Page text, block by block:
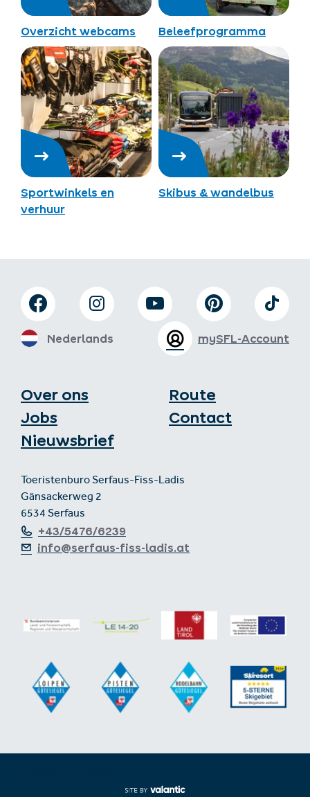
Overzicht webcams Beleefprogramma
Sportwinkels en
verhuur
Skibus & wandelbus
Over ons
Jobs
Nieuwsbrief
Route
Contact
Toeristenburo Serfaus-Fiss-Ladis
Gänsackerweg 2
6534 Serfaus
+43/5476/6239
info@serfaus-fiss-ladis.at
mySFL-Account
Nederlands